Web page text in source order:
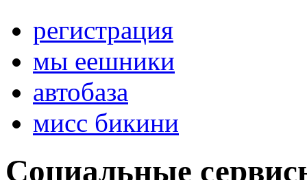
регистрация
мы еешники
автобаза
мисс бикини
Социальные